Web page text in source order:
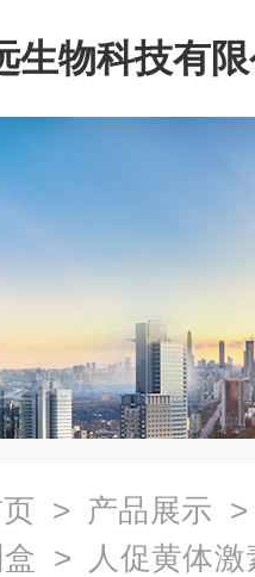
生物科技有
> 产品展示
> 人促黄体激